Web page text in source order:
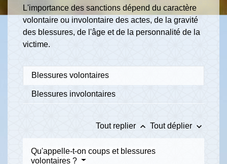
L'importance des sanctions dépend du caractère
volontaire ou involontaire des actes, de la gravité
des blessures, de l'âge et de la personnalité de la
victime.
Blessures volontaires
Blessures involontaires
Tout replier keyboard_arrow_up Tout déplier keyboard_arrow_down
Qu'appelle-t-on coups et blessures
volontaires ?